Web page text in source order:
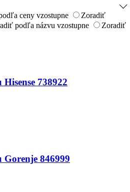
ceny vzostupne
Zoradiť
podľa názvu vzostupne
Zoradiť
738922
846999